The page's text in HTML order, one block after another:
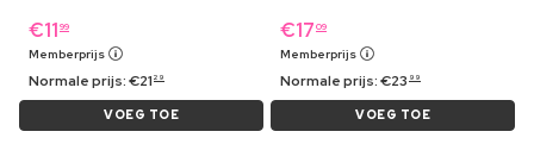
€11 99
Memberprijs
Normale prijs:€21 29
VOEG TOE
€17 09
Memberprijs
Normale prijs:€23 99
VOEG TOE